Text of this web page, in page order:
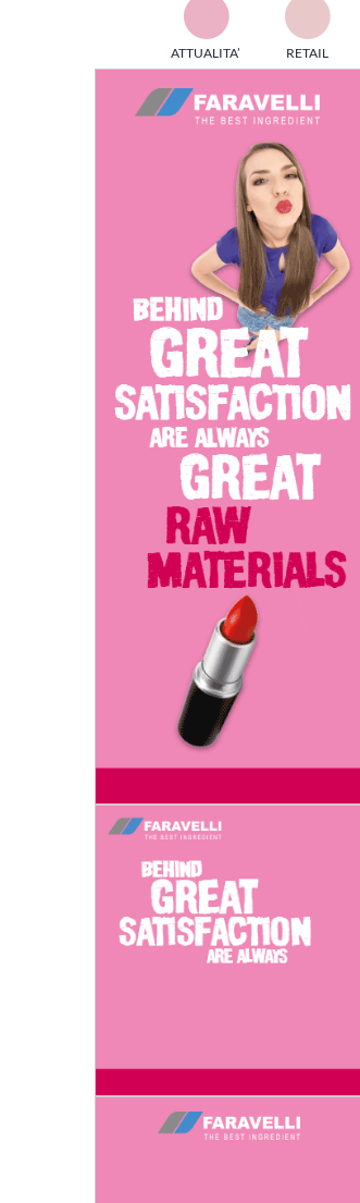
ATTUALITA’ RETAIL